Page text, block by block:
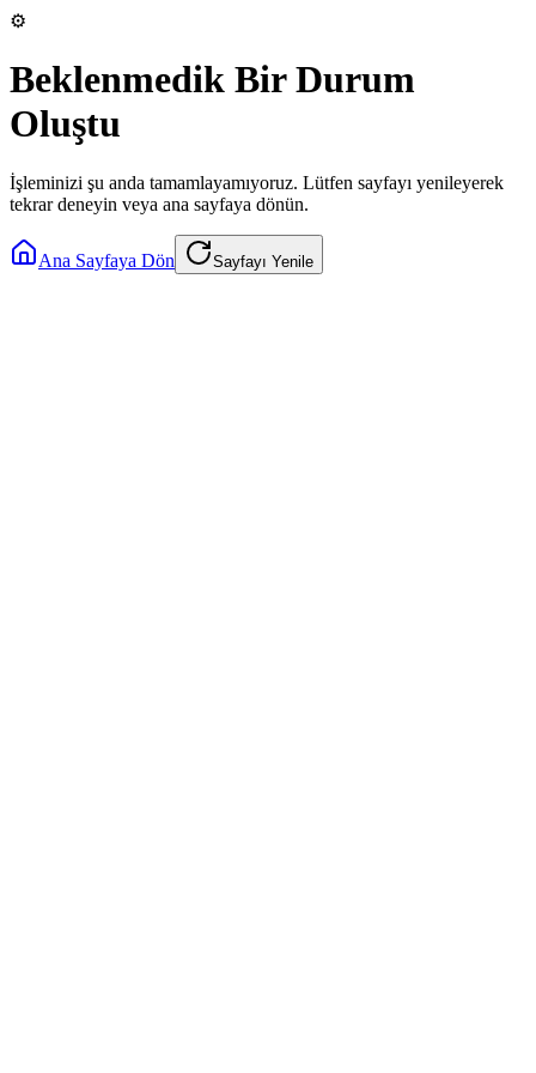
⚙️
Beklenmedik Bir Durum
Oluştu
İşleminizi şu anda tamamlayamıyoruz. Lütfen sayfayı yenileyerek
tekrar deneyin veya ana sayfaya dönün.
Ana Sayfaya Dön Sayfayı Yenile